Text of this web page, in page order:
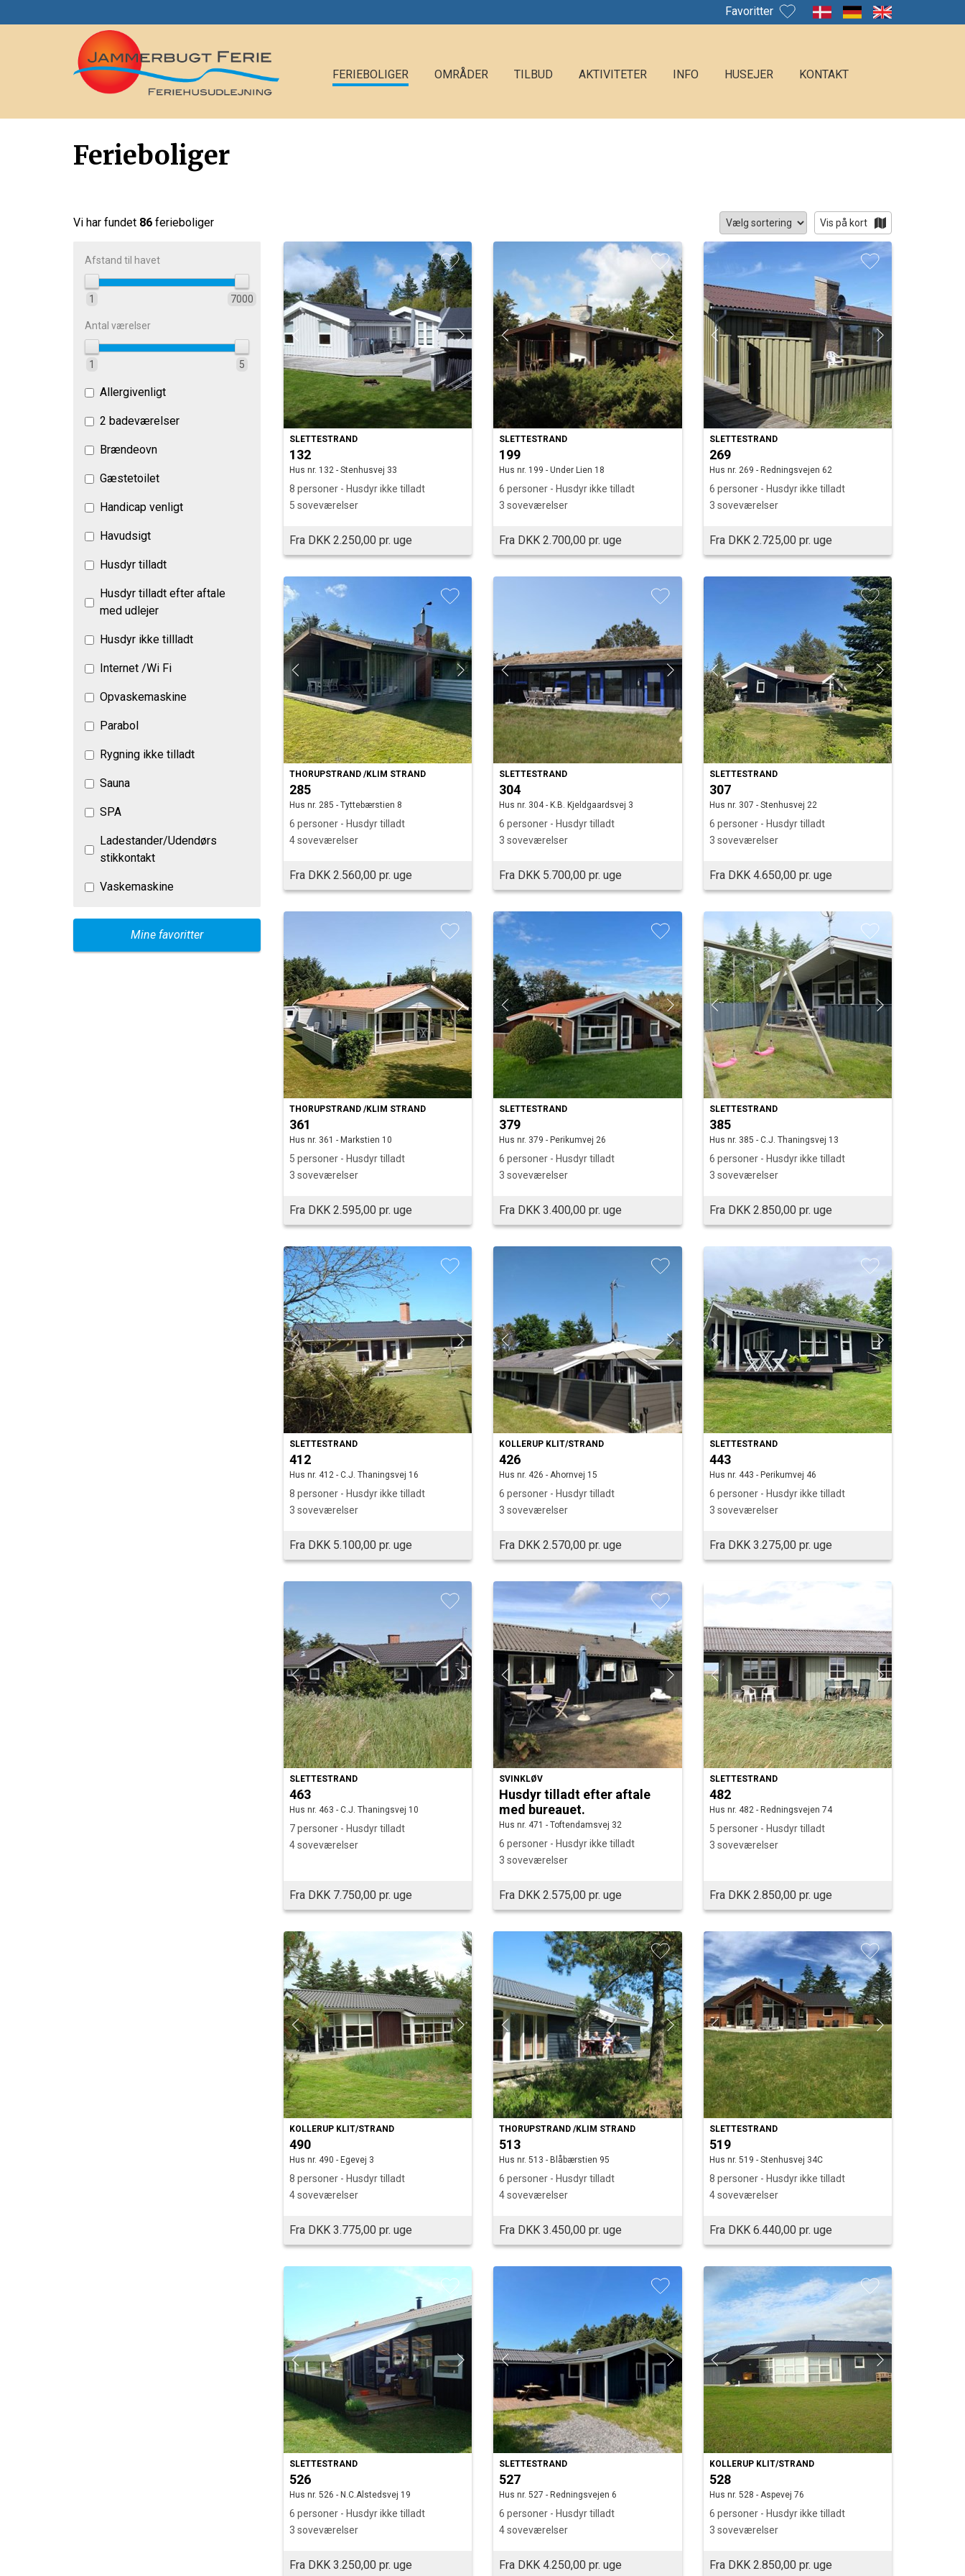
Favoritter
FERIEBOLIGER OMRÅDER TILBUD AKTIVITETER INFO HUSEJER KONTAKT
Ferieboliger
Vi har fundet 86 ferieboliger Vis på kort
Afstand til havet
1 7000
Antal værelser
1 5
Allergivenligt
2 badeværelser
Brændeovn
Gæstetoilet
Handicap venligt
Havudsigt
Husdyr tilladt
Husdyr tilladt efter aftale
med udlejer
Husdyr ikke tillladt
Internet /Wi Fi
Opvaskemaskine
Parabol
Rygning ikke tilladt
Sauna
SPA
Ladestander/Udendørs
stikkontakt
Vaskemaskine
Mine favoritter
SLETTESTRAND
132
Hus nr. 132 - Stenhusvej 33
8 personer - Husdyr ikke tilladt
5 soveværelser
Fra DKK 2.250,00 pr. uge
SLETTESTRAND
199
Hus nr. 199 - Under Lien 18
6 personer - Husdyr ikke tilladt
3 soveværelser
Fra DKK 2.700,00 pr. uge
SLETTESTRAND
269
Hus nr. 269 - Redningsvejen 62
6 personer - Husdyr ikke tilladt
3 soveværelser
Fra DKK 2.725,00 pr. uge
THORUPSTRAND /KLIM STRAND
285
Hus nr. 285 - Tyttebærstien 8
6 personer - Husdyr tilladt
4 soveværelser
Fra DKK 2.560,00 pr. uge
SLETTESTRAND
304
Hus nr. 304 - K.B. Kjeldgaardsvej 3
6 personer - Husdyr tilladt
3 soveværelser
Fra DKK 5.700,00 pr. uge
SLETTESTRAND
307
Hus nr. 307 - Stenhusvej 22
6 personer - Husdyr tilladt
3 soveværelser
Fra DKK 4.650,00 pr. uge
THORUPSTRAND /KLIM STRAND
361
Hus nr. 361 - Markstien 10
5 personer - Husdyr tilladt
3 soveværelser
Fra DKK 2.595,00 pr. uge
SLETTESTRAND
379
Hus nr. 379 - Perikumvej 26
6 personer - Husdyr tilladt
3 soveværelser
Fra DKK 3.400,00 pr. uge
SLETTESTRAND
385
Hus nr. 385 - C.J. Thaningsvej 13
6 personer - Husdyr ikke tilladt
3 soveværelser
Fra DKK 2.850,00 pr. uge
SLETTESTRAND
412
Hus nr. 412 - C.J. Thaningsvej 16
8 personer - Husdyr ikke tilladt
3 soveværelser
Fra DKK 5.100,00 pr. uge
KOLLERUP KLIT/STRAND
426
Hus nr. 426 - Ahornvej 15
6 personer - Husdyr tilladt
3 soveværelser
Fra DKK 2.570,00 pr. uge
SLETTESTRAND
443
Hus nr. 443 - Perikumvej 46
6 personer - Husdyr ikke tilladt
3 soveværelser
Fra DKK 3.275,00 pr. uge
SLETTESTRAND
463
Hus nr. 463 - C.J. Thaningsvej 10
7 personer - Husdyr tilladt
4 soveværelser
Fra DKK 7.750,00 pr. uge
SVINKLØV
Husdyr tilladt efter aftale
med bureauet.
Hus nr. 471 - Toftendamsvej 32
6 personer - Husdyr ikke tilladt
3 soveværelser
Fra DKK 2.575,00 pr. uge
SLETTESTRAND
482
Hus nr. 482 - Redningsvejen 74
5 personer - Husdyr tilladt
3 soveværelser
Fra DKK 2.850,00 pr. uge
KOLLERUP KLIT/STRAND
490
Hus nr. 490 - Egevej 3
8 personer - Husdyr tilladt
4 soveværelser
Fra DKK 3.775,00 pr. uge
THORUPSTRAND /KLIM STRAND
513
Hus nr. 513 - Blåbærstien 95
6 personer - Husdyr tilladt
4 soveværelser
Fra DKK 3.450,00 pr. uge
SLETTESTRAND
519
Hus nr. 519 - Stenhusvej 34C
8 personer - Husdyr ikke tilladt
4 soveværelser
Fra DKK 6.440,00 pr. uge
SLETTESTRAND
526
Hus nr. 526 - N.C.Alstedsvej 19
6 personer - Husdyr ikke tilladt
3 soveværelser
Fra DKK 3.250,00 pr. uge
SLETTESTRAND
527
Hus nr. 527 - Redningsvejen 6
6 personer - Husdyr tilladt
4 soveværelser
Fra DKK 4.250,00 pr. uge
KOLLERUP KLIT/STRAND
528
Hus nr. 528 - Aspevej 76
6 personer - Husdyr ikke tilladt
3 soveværelser
Fra DKK 2.850,00 pr. uge